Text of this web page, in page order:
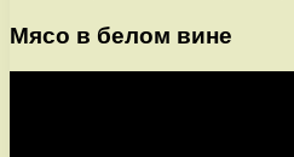
Мясо в белом вине